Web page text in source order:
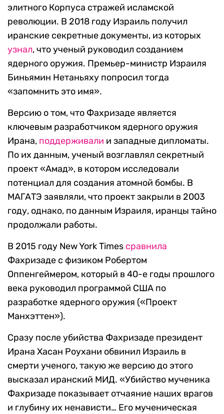
элитного Корпуса стражей исламской
революции. В 2018 году Израиль получил
иранские секретные документы, из которых
узнал, что ученый руководил созданием
ядерного оружия. Премьер-министр Израиля
Биньямин Нетаньяху попросил тогда
«запомнить это имя».
Версию о том, что Фахризаде является
ключевым разработчиком ядерного оружия
Ирана, поддерживали и западные дипломаты.
По их данным, ученый возглавлял секретный
проект «Амад», в котором исследовали
потенциал для создания атомной бомбы. В
МАГАТЭ заявляли, что проект закрыли в 2003
году, однако, по данным Израиля, иранцы тайно
продолжали работы.
В 2015 году New York Times сравнила
Фахризаде с физиком Робертом
Оппенгеймером, который в 40-е годы прошлого
века руководил программой США по
разработке ядерного оружия («Проект
Манхэттен»).
Сразу после убийства Фахризаде президент
Ирана Хасан Роухани обвинил Израиль в
смерти ученого, такую же версию до этого
высказал иранский МИД. «Убийство мученика
Фахризаде показывает отчаяние наших врагов
и глубину их ненависти… Его мученическая